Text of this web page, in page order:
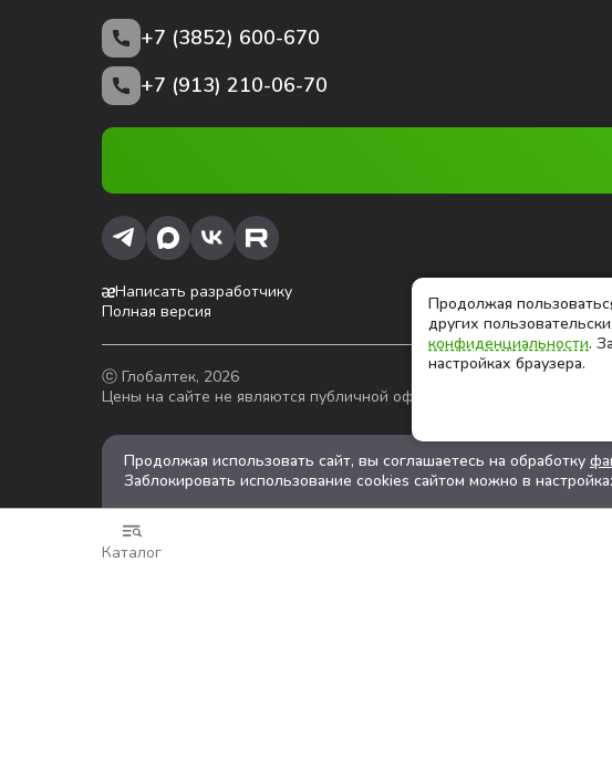
+7 (3852) 600-670
+7 (913) 210-06-70
Написать разработчику
Полная версия
ⓒ Глобалтек, 2026
Цены на сайте не являются публичной офертой
Продолжая использовать сайт, вы соглашаетесь на обработку
Заблокировать использование cookies сайтом можно в
Каталог
Продолжая
других
конфиденциальности.
настройках браузера.